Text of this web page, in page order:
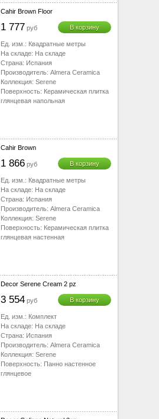
Cahir Brown Floor
1 777 руб В корзину
Ед. изм.: Квадратные метры
На складе: На складе
Страна: Испания
Производитель: Almera Ceramica
Коллекция: Serene
Поверхность: Керамическая плитка
глянцевая напольная
Cahir Brown
1 866 руб В корзину
Ед. изм.: Квадратные метры
На складе: На складе
Страна: Испания
Производитель: Almera Ceramica
Коллекция: Serene
Поверхность: Керамическая плитка
глянцевая настенная
Decor Serene Cream 2 pz
3 554 руб В корзину
Ед. изм.: Комплект
На складе: На складе
Страна: Испания
Производитель: Almera Ceramica
Коллекция: Serene
Поверхность: Панно настенное
глянцевое